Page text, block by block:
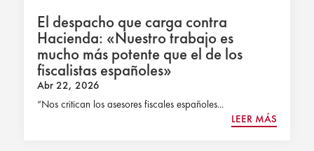
El despacho que carga contra
Hacienda: «Nuestro trabajo es
mucho más potente que el de los
fiscalistas españoles»
Abr 22, 2026
“Nos critican los asesores fiscales españoles...
LEER MÁS